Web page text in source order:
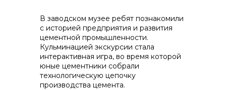
info@vostokcement.ru
В заводском музее ребят познакомили
с историей предприятия и развития
цементной промышленности.
Кульминацией экскурсии стала
интерактивная игра, во время которой
юные цементники собрали
технологическую цепочку
производства цемента.